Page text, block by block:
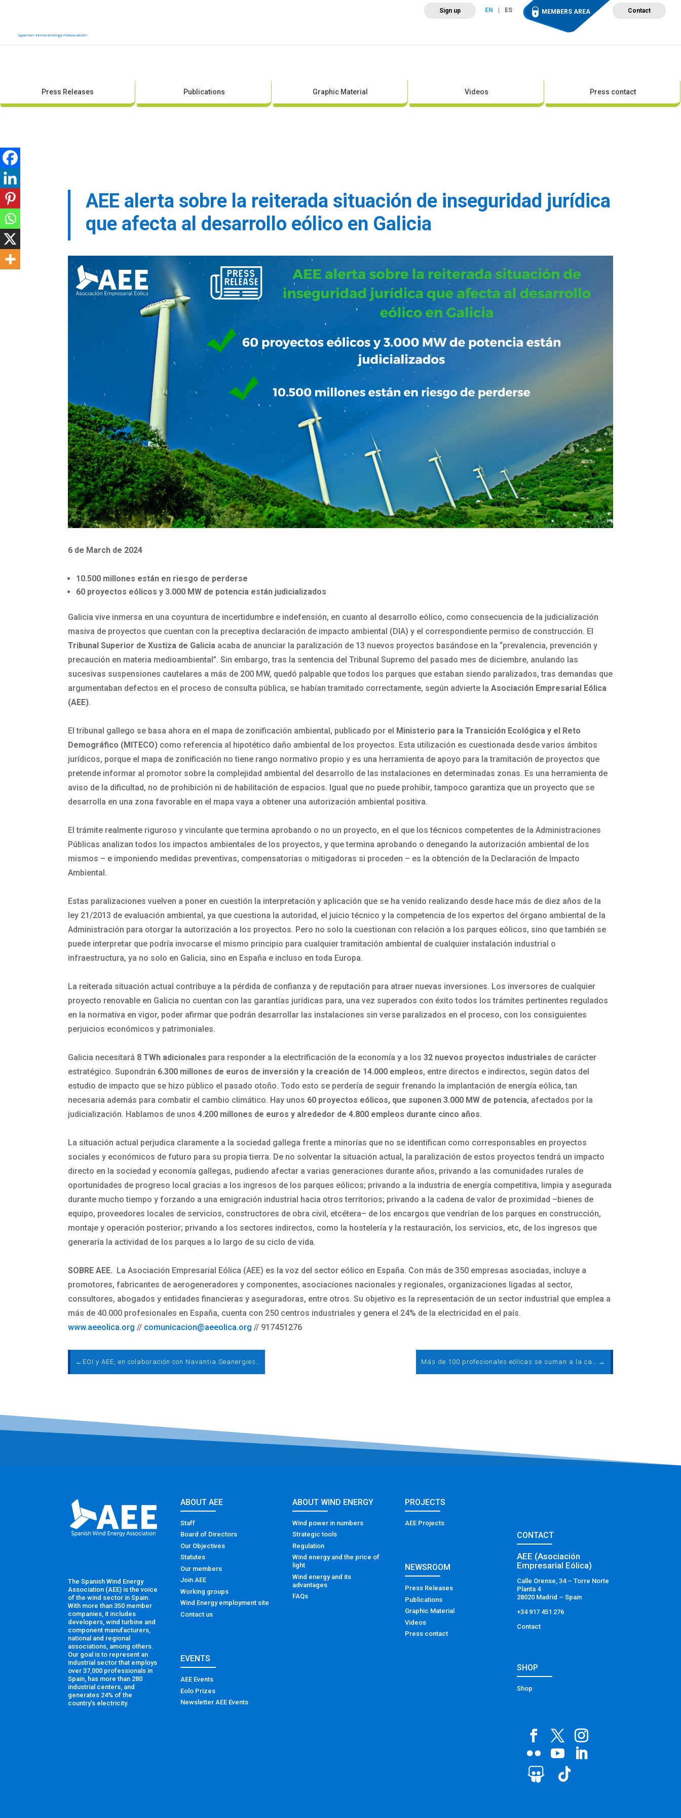
Sign up EN ES MEMBERS AREA Contact
Events Newsroom
Press Releases Publications Graphic Material Videos Press contact
AEE alerta sobre la reiterada situación de inseguridad jurídica
que afecta al desarrollo eólico en Galicia
6 de March de 2024
10.500 millones están en riesgo de perderse
60 proyectos eólicos y 3.000 MW de potencia están judicializados
Galicia vive inmersa en una coyuntura de incertidumbre e indefensión, en cuanto al desarrollo eólico, como consecuencia de la judicialización
masiva de proyectos que cuentan con la preceptiva declaración de impacto ambiental (DIA) y el correspondiente permiso de construcción. El
Tribunal Superior de Xustiza de Galicia acaba de anunciar la paralización de 13 nuevos proyectos basándose en la “prevalencia, prevención y
precaución en materia medioambiental”. Sin embargo, tras la sentencia del Tribunal Supremo del pasado mes de diciembre, anulando las
sucesivas suspensiones cautelares a más de 200 MW, quedó palpable que todos los parques que estaban siendo paralizados, tras demandas que
argumentaban defectos en el proceso de consulta pública, se habían tramitado correctamente, según advierte laAsociación Empresarial Eólica
(AEE).
El tribunal gallego se basa ahora en el mapa de zonificación ambiental, publicado por el Ministerio para la Transición Ecológica y el Reto
Demográfico (MITECO) como referencia al hipotético daño ambiental de los proyectos. Esta utilización es cuestionada desde varios ámbitos
jurídicos, porque el mapa de zonificación no tiene rango normativo propio y es una herramienta de apoyo para la tramitación de proyectos que
pretende informar al promotor sobre la complejidad ambiental del desarrollo de las instalaciones en determinadas zonas. Es una herramienta de
aviso de la dificultad, no de prohibición ni de habilitación de espacios. Igual que no puede prohibir, tampoco garantiza que un proyecto que se
desarrolla en una zona favorable en el mapa vaya a obtener una autorización ambiental positiva.
El trámite realmente riguroso y vinculante que termina aprobando o no un proyecto, en el que los técnicos competentes de la Administraciones
Públicas analizan todos los impactos ambientales de los proyectos, y que termina aprobando o denegando la autorización ambiental de los
mismos – e imponiendo medidas preventivas, compensatorias o mitigadoras si proceden – es la obtención de la Declaración de Impacto
Ambiental.
Estas paralizaciones vuelven a poner en cuestión la interpretación y aplicación que se ha venido realizando desde hace más de diez años de la
ley 21/2013 de evaluación ambiental, ya que cuestiona la autoridad, el juicio técnico y la competencia de los expertos del órgano ambiental de la
Administración para otorgar la autorización a los proyectos. Pero no solo la cuestionan con relación a los parques eólicos, sino que también se
puede interpretar que podría invocarse el mismo principio para cualquier tramitación ambiental de cualquier instalación industrial o
infraestructura, ya no solo en Galicia, sino en España e incluso en toda Europa.
La reiterada situación actual contribuye a la pérdida de confianza y de reputación para atraer nuevas inversiones. Los inversores de cualquier
proyecto renovable en Galicia no cuentan con las garantías jurídicas para, una vez superados con éxito todos los trámites pertinentes regulados
en la normativa en vigor, poder afirmar que podrán desarrollar las instalaciones sin verse paralizados en el proceso, con los consiguientes
perjuicios económicos y patrimoniales.
Galicia necesitará 8 TWh adicionales para responder a la electrificación de la economía y a los32 nuevos proyectos industriales de carácter
estratégico. Supondrán 6.300 millones de euros de inversión y la creación de 14.000 empleos, entre directos e indirectos, según datos del
estudio de impacto que se hizo público el pasado otoño. Todo esto se perdería de seguir frenando la implantación de energía eólica, tan
necesaria además para combatir el cambio climático. Hay unos 60 proyectos eólicos, que suponen 3.000 MW de potencia, afectados por la
judicialización. Hablamos de unos4.200 millones de euros y alrededor de 4.800 empleos durante cinco años.
La situación actual perjudica claramente a la sociedad gallega frente a minorías que no se identifican como corresponsables en proyectos
sociales y económicos de futuro para su propia tierra. De no solventar la situación actual, la paralización de estos proyectos tendrá un impacto
directo en la sociedad y economía gallegas, pudiendo afectar a varias generaciones durante años, privando a las comunidades rurales de
oportunidades de progreso local gracias a los ingresos de los parques eólicos; privando a la industria de energía competitiva, limpia y asegurada
durante mucho tiempo y forzando a una emigración industrial hacia otros territorios; privando a la cadena de valor de proximidad –bienes de
equipo, proveedores locales de servicios, constructores de obra civil, etcétera– de los encargos que vendrían de los parques en construcción,
montaje y operación posterior; privando a los sectores indirectos, como la hostelería y la restauración, los servicios, etc, de los ingresos que
generaría la actividad de los parques a lo largo de su ciclo de vida.
SOBRE AEE.
La Asociación Empresarial Eólica (AEE) es la voz del sector eólico en España. Con más de 350 empresas asociadas, incluye a
promotores, fabricantes de aerogeneradores y componentes, asociaciones nacionales y regionales, organizaciones ligadas al sector,
consultores, abogados y entidades financieras y aseguradoras, entre otros. Su objetivo es la representación de un sector industrial que emplea a
más de 40.000 profesionales en España, cuenta con 250 centros industriales y genera el 24% de la electricidad en el país.
www.aeeolica.org // comunicacion@aeeolica.org // 917451276
← →
The Spanish Wind Energy
Association (AEE) is the voice
of the wind sector in Spain.
With more than 350 member
companies, it includes
developers, wind turbine and
component manufacturers,
national and regional
associations, among others.
Our goal is to represent an
industrial sector that employs
over 37,000 professionals in
Spain, has more than 280
industrial centers, and
generates 24% of the
country’s electricity.
ABOUT AEE
Staff
Board of Directors
Our Objectives
Statutes
Our members
Join AEE
Working groups
Wind Energy employment site
Contact us
EVENTS
AEE Events
Eolo Prizes
Newsletter AEE Events
ABOUT WIND ENERGY
Wind power in numbers
Strategic tools
Regulation
Wind energy and the price of
light
Wind energy and its
advantages
FAQs
PROJECTS
AEE Projects
NEWSROOM
Press Releases
Publications
Graphic Material
Videos
Press contact
CONTACT
AEE (Asociación
Empresarial Eólica)
Calle Orense, 34 – Torre Norte
Planta 4
28020 Madrid – Spain
+34 917 451 276
Contact
SHOP
Shop